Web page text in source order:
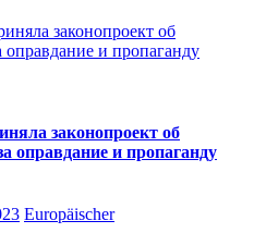
законопроект об
оправдание и пропаганду
Europäischer